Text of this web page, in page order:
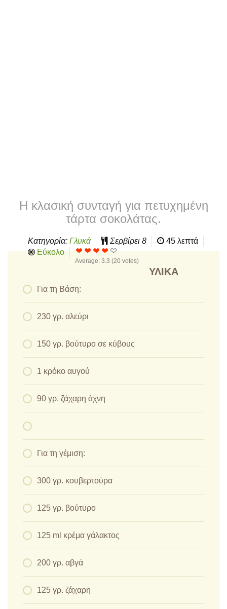
Η κλασική συνταγή για πετυχημένη
τάρτα σοκολάτας.
Κατηγορία: Γλυκά Σερβίρει 8
45 λεπτά
Εύκολο
Average: 3.3 (20 votes)
ΥΛΙΚΆ
Για τη Βάση:
230 γρ. αλεύρι
150 γρ. βούτυρο σε κύβους
1 κρόκο αυγού
90 γρ. ζάχαρη άχνη
Για τη γέμιση:
300 γρ. κουβερτούρα
125 γρ. βούτυρο
125 ml κρέμα γάλακτος
200 γρ. αβγά
125 γρ. ζάχαρη